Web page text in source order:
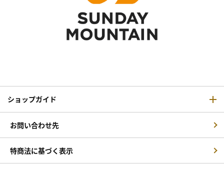
ショップガイド
お問い合わせ先
特商法に基づく表示